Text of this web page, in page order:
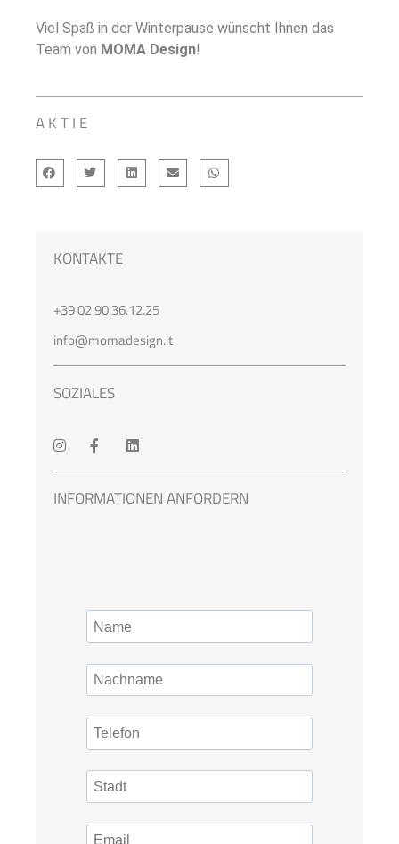
Viel Spaß in der Winterpause wünscht Ihnen das
Team von MOMA Design!
AKTIE
KONTAKTE
+39 02 90.36.12.25
info@momadesign.it
SOZIALES
INFORMATIONEN ANFORDERN